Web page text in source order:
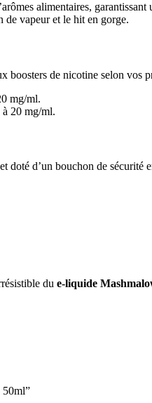
alimentaires,
vapeur et le hit en gorge.
boosters de nicotine selon vos
mg/ml.
20 mg/ml.
doté d’un bouchon de sécurité
du e-liquide
50ml”